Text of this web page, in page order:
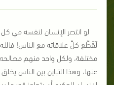
لو انتصر الإنسان لنفسه في
لَقَطَّع كلَّ علاقاته مع الناس!
مختلفة، ولكل واحد منهم
عنها، وهذا التباين بين الناس